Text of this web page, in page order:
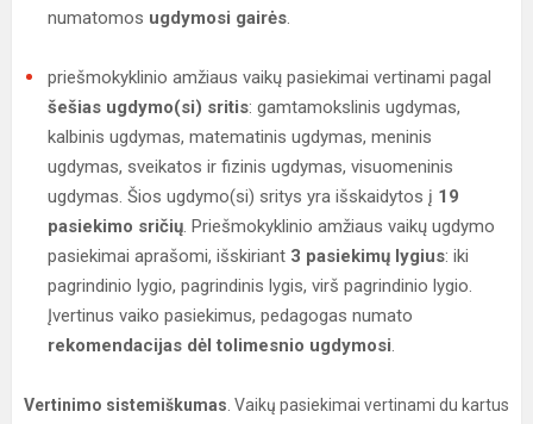
numatomos ugdymosi gairės.
priešmokyklinio amžiaus vaikų pasiekimai vertinami pagal
šešias ugdymo(si) sritis: gamtamokslinis ugdymas,
kalbinis ugdymas, matematinis ugdymas, meninis
ugdymas, sveikatos ir fizinis ugdymas, visuomeninis
ugdymas. Šios ugdymo(si) sritys yra išskaidytos į 19
pasiekimo sričių. Priešmokyklinio amžiaus vaikų ugdymo
pasiekimai aprašomi, išskiriant 3 pasiekimų lygius: iki
pagrindinio lygio, pagrindinis lygis, virš pagrindinio lygio.
Įvertinus vaiko pasiekimus, pedagogas numato
rekomendacijas dėl tolimesnio ugdymosi.
Vertinimo sistemiškumas . Vaikų pasiekimai vertinami du kartus